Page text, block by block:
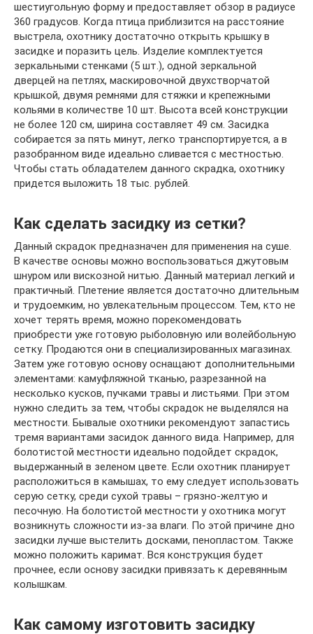
шестиугольную форму и предоставляет обзор в радиусе
360 градусов. Когда птица приблизится на расстояние
выстрела, охотнику достаточно открыть крышку в
засидке и поразить цель. Изделие комплектуется
зеркальными стенками (5 шт.), одной зеркальной
дверцей на петлях, маскировочной двухстворчатой
крышкой, двумя ремнями для стяжки и крепежными
кольями в количестве 10 шт. Высота всей конструкции
не более 120 см, ширина составляет 49 см. Засидка
собирается за пять минут, легко транспортируется, а в
разобранном виде идеально сливается с местностью.
Чтобы стать обладателем данного скрадка, охотнику
придется выложить 18 тыс. рублей.
Как сделать засидку из сетки?
Данный скрадок предназначен для применения на суше.
В качестве основы можно воспользоваться джутовым
шнуром или вискозной нитью. Данный материал легкий и
практичный. Плетение является достаточно длительным
и трудоемким, но увлекательным процессом. Тем, кто не
хочет терять время, можно порекомендовать
приобрести уже готовую рыболовную или волейбольную
сетку. Продаются они в специализированных магазинах.
Затем уже готовую основу оснащают дополнительными
элементами: камуфляжной тканью, разрезанной на
несколько кусков, пучками травы и листьями. При этом
нужно следить за тем, чтобы скрадок не выделялся на
местности. Бывалые охотники рекомендуют запастись
тремя вариантами засидок данного вида. Например, для
болотистой местности идеально подойдет скрадок,
выдержанный в зеленом цвете. Если охотник планирует
расположиться в камышах, то ему следует использовать
серую сетку, среди сухой травы – грязно-желтую и
песочную. На болотистой местности у охотника могут
возникнуть сложности из-за влаги. По этой причине дно
засидки лучше выстелить досками, пенопластом. Также
можно положить каримат. Вся конструкция будет
прочнее, если основу засидки привязать к деревянным
колышкам.
Как самому изготовить засидку